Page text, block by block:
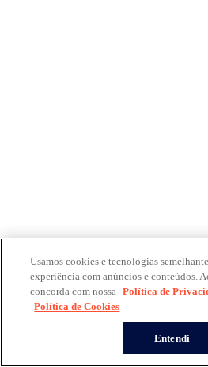
Usamos cookies e tecnologias
experiência com anúncios e conteúdos.
concorda com nossa Política de
Política de Cookies
Entendi